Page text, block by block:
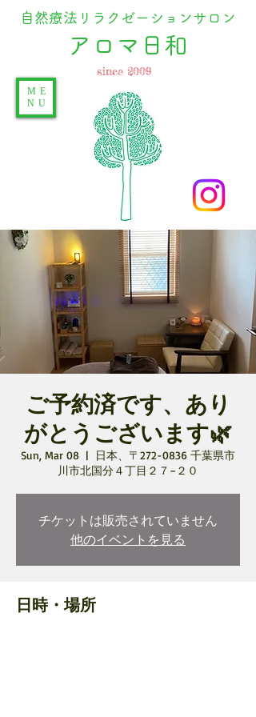
自然療法リラクゼーションサロン
​アロマ日和
ME
NU
since 2009
ご予約済です、あり
がとうございます🌿
Sun, Mar 08
  |
日本、〒272-0836 千葉県市
川市北国分４丁目２７−２０
チケットは販売されていません
他のイベントを見る
日時・場所